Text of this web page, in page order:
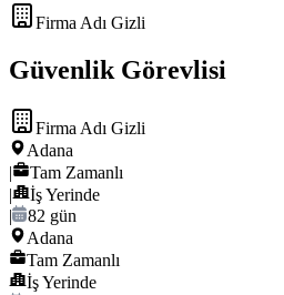
Firma Adı Gizli
Güvenlik Görevlisi
Firma Adı Gizli
Adana
|
Tam Zamanlı
|
İş Yerinde
|
82 gün
Adana
Tam Zamanlı
İş Yerinde